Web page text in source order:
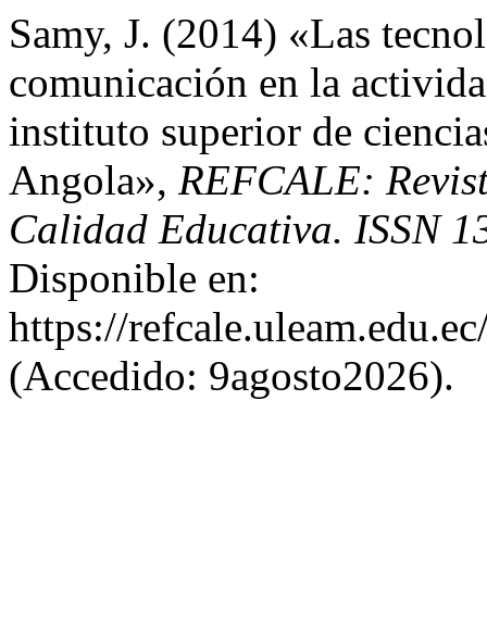
Samy, J. (2014) «Las
comunicación en la
instituto superior de
Angola», REFCALE:
Calidad Educativa. ISSN
Disponible en:
https://
(Accedido: 9agosto2026).